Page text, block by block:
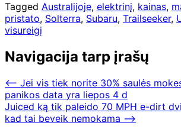
Tagged Australijoje, elektrinį, kainas,
pristato, Solterra, Subaru, Trailseeker,
visureigį
Navigacija tarp įrašų
⟵ Jei vis tiek norite 30% saulės
panikos data yra liepos 4 d
Juiced ką tik paleido 70 MPH e-dirt
kad tai beveik nemokama ⟶